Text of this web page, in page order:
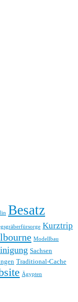
Besatz
Kurztrip
Modellbau
Sachsen
Traditional-Cache
Ägypten